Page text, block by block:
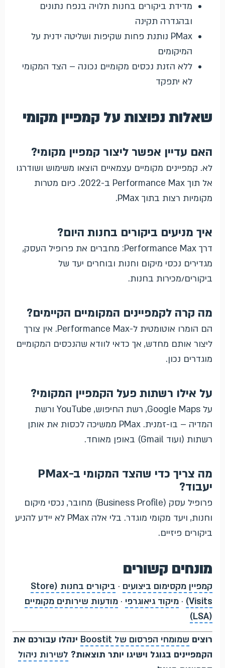
מדידת ביקורים בחנות תלויה בנפח נתונים
ובהגדרה תקינה
PMax נותנת פחות שקיפות ושליטה ידנית על
המיקומים
ללא הזנת נכסים מקומיים נכונה – הצד המקומי
לא יתפקד
שאלות נפוצות על קמפיין מקומי
האם עדיין אפשר ליצור קמפיין מקומי?
לא. קמפיינים מקומיים עצמאיים הוצאו משימוש ושודרגו
אל תוך Performance Max ב-2022. כיום מטרות
מקומיות רצות בתוך PMax.
איך מניעים ביקורים בחנות היום?
דרך Performance Max: מחברים את פרופיל העסק,
מגדירים נכסי מיקום וחנות ובוחרים יעד של
ביקורים/מכירות בחנות.
מה קרה לקמפיינים המקומיים הקיימים?
הם הומרו אוטומטית ל-Performance Max. אין צורך
ליצור אותם מחדש, אך כדאי לוודא שהנכסים המקומיים
מוגדרים נכון.
על אילו רשתות פעל הקמפיין המקומי?
על Google Maps, רשת החיפוש, YouTube ורשת
המדיה – בו-זמנית. PMax ממשיכה לכסות את אותן
רשתות (ועוד Gmail) באופן מאוחד.
מה צריך כדי שהצד המקומי ב-PMax
יעבוד?
פרופיל עסק (Business Profile) מחובר, נכסי מיקום
וחנות, ויעד מקומי מוגדר. בלי אלה PMax לא יידע להניע
ביקורים פיזיים.
מונחים קשורים
קמפיין מקסימום ביצועים ·
ביקורים בחנות (Store
Visits)
· מיקוד גיאוגרפי · מודעות שירותים מקומיים
(LSA)
רוצים שמומחי הפרסום של Boostit
ינהלו עבורכם את
הקמפיינים בגוגל וישיגו יותר תוצאות? לשירות ניהול